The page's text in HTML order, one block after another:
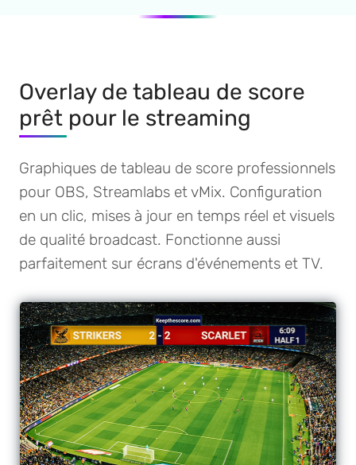
Overlay de tableau de score
prêt pour le streaming
Graphiques de tableau de score professionnels
pour OBS, Streamlabs et vMix. Configuration
en un clic, mises à jour en temps réel et visuels
de qualité broadcast. Fonctionne aussi
parfaitement sur écrans d'événements et TV.